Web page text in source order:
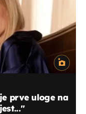
prve uloge na